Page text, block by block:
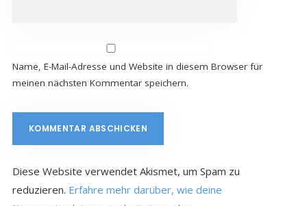
Name, E-Mail-Adresse und Website in diesem Browser für
meinen nächsten Kommentar speichern.
Diese Website verwendet Akismet, um Spam zu
reduzieren. Erfahre mehr darüber, wie deine